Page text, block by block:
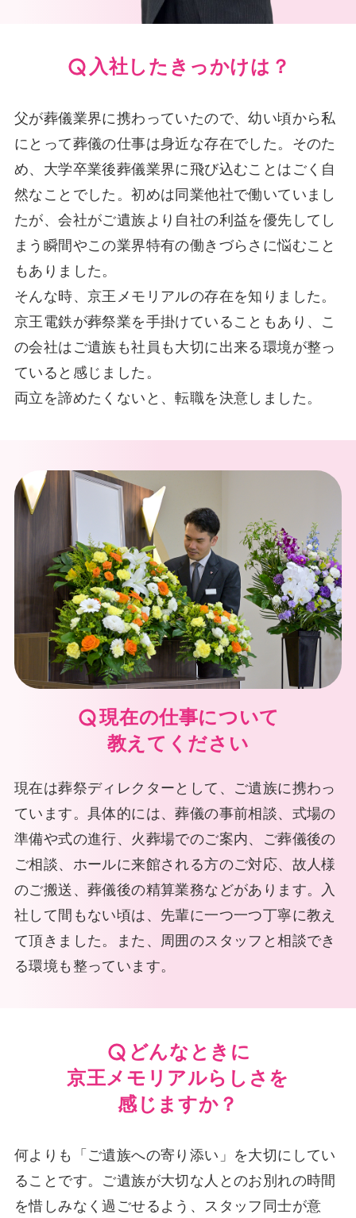
入社したきっかけは？
父が葬儀業界に携わっていたので、幼い頃から私
にとって葬儀の仕事は身近な存在でした。そのた
め、大学卒業後葬儀業界に飛び込むことはごく自
然なことでした。初めは同業他社で働いていまし
たが、会社がご遺族より自社の利益を優先してし
まう瞬間やこの業界特有の働きづらさに悩むこと
もありました。
そんな時、京王メモリアルの存在を知りました。
京王電鉄が葬祭業を手掛けていることもあり、こ
の会社はご遺族も社員も大切に出来る環境が整っ
ていると感じました。
両立を諦めたくないと、転職を決意しました。
現在の仕事について
教えてください
現在は葬祭ディレクターとして、ご遺族に携わっ
ています。具体的には、葬儀の事前相談、式場の
準備や式の進行、火葬場でのご案内、ご葬儀後の
ご相談、ホールに来館される方のご対応、故人様
のご搬送、葬儀後の精算業務などがあります。入
社して間もない頃は、先輩に一つ一つ丁寧に教え
て頂きました。また、周囲のスタッフと相談でき
る環境も整っています。
どんなときに
京王メモリアルらしさを
感じますか？
何よりも「ご遺族への寄り添い」を大切にしてい
ることです。ご遺族が大切な人とのお別れの時間
を惜しみなく過ごせるよう、スタッフ同士が意